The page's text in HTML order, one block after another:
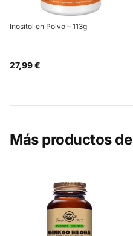
Inositol en Polvo – 113g
27,99 €
Más productos de